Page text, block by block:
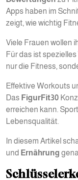
Apps haben im
zeigt, wie wichtig
Viele Frauen wollen
Für das ist spezielles
nur die Fitness,
Effektive Workouts
Das FigurFit30
erreichen kann.
Lebensqualität.
In diesem Artikel
und Ernährung